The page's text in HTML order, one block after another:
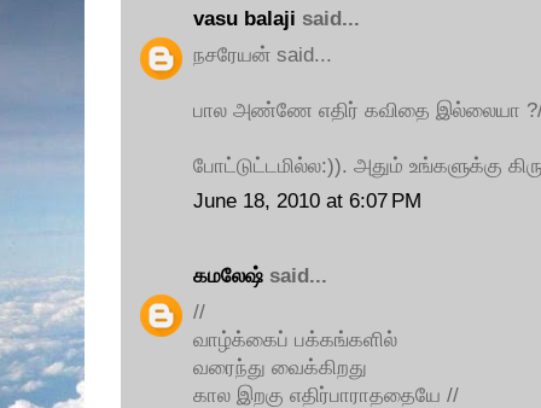
vasu balaji said...
நசரேயன் said...
பால அண்ணே எதிர் கவிதை இல்லையா
போட்டுட்டமில்ல:)). அதும் உங்களுக்கு
June 18, 2010 at 6:07 PM
கமலேஷ் said...
//
வாழ்க்கைப் பக்கங்களில்
வரைந்து வைக்கிறது
கால இறகு எதிர்பாராததையே //